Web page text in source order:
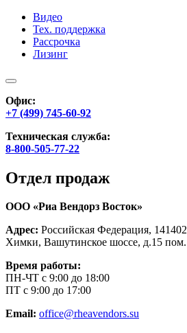
Видео
Тех. поддержка
Рассрочка
Лизинг
Офис:
+7 (499) 745-60-92
Техническая служба:
8-800-505-77-22
Отдел продаж
ООО «Риа Вендорз Восток»
Адрес: Российская Федерация,
Химки, Вашутинское шоссе, д.15
Время работы:
ПН-ЧТ с 9:00 до 18:00
ПТ с 9:00 до 17:00
Email: office@rheavendors.su